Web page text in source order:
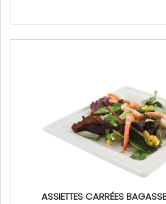
ASSIETTES CARRÉES